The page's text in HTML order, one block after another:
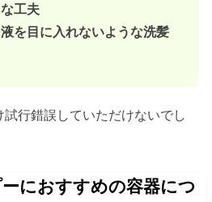
工夫
を目に入れないような洗髪
行錯誤していただけないでし
におすすめの容器につ